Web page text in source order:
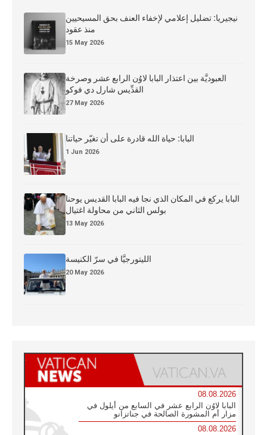
نيجيريا: تضليل إعلامي لإخفاء العنف بحق المسيحيين
منذ عقود
15 May 2026
العبوديَّة بين اعتذار البابا لاوُن الرابع عشر وصرخة
القدِّيس شارل دي فوكو
27 May 2026
البابا: حياة الله قادرة على أن تغيّر حياتنا
1 Jun 2026
البابا يركع في المكان الذي نجا فيه البابا القديس يوحنا
بولس الثاني من محاولة اغتيال
13 May 2026
الليتورجيَّا في سرّ الكنيسة
20 May 2026
08.08.2026
البابا لاوُن الرابع عشر في السابع من أيلول في
مزار أم المشورة الصالحة في جناتزانو
08.08.2026